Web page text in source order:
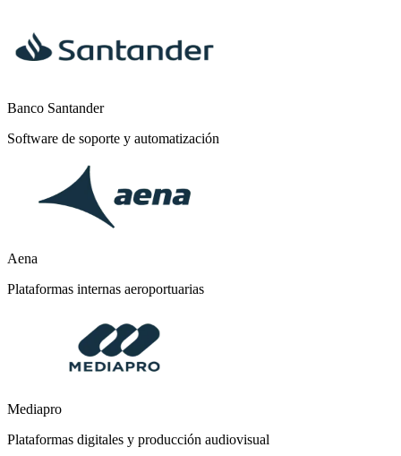
Banco Santander
Software de soporte y automatización
Aena
Plataformas internas aeroportuarias
Mediapro
Plataformas digitales y producción audiovisual